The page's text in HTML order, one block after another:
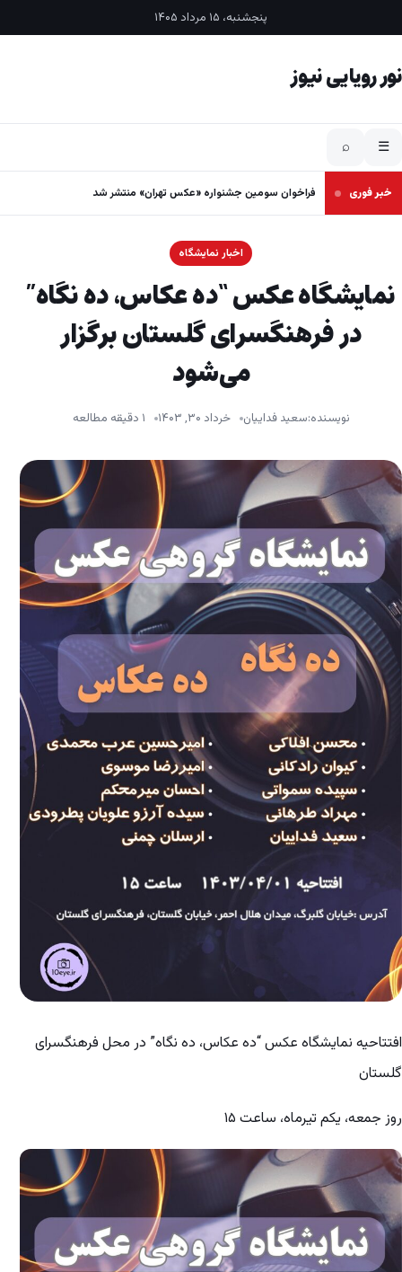
پنجشنبه، ۱۵ مرداد ۱۴۰۵
نور رویایی نیوز
☰
⌕
خبر فوری فراخوان سومین جشنواره «عکس تهران» منتشر شد
اخبار نمایشگاه
نمایشگاه عکس “ده عکاس، ده نگاه”
در فرهنگسرای گلستان برگزار
می‌شود
نویسنده:سعید فداییان خرداد ۳۰, ۱۴۰۳ ۱ دقیقه مطالعه
افتتاحیه نمایشگاه عکس “ده عکاس، ده نگاه” در محل فرهنگسرای
گلستان
روز جمعه، یکم تیرماه، ساعت ۱۵